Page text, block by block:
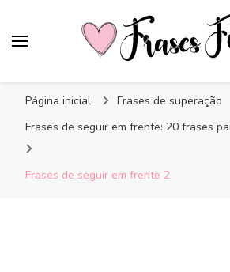
Página inicial
Frases de superação
Frases de seguir em frente: 20 frases
Frases de seguir em frente 2